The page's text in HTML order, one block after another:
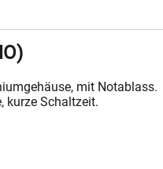
mit Notablass.
kurze Schaltzeit.